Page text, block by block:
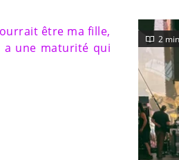
être ma fille,
a une maturité qui
2 min